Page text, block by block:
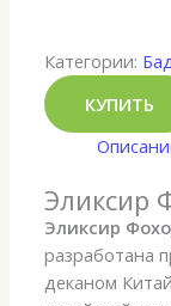
Категории:
КУПИТЬ
Эликсир
Эликсир
разработана
деканом